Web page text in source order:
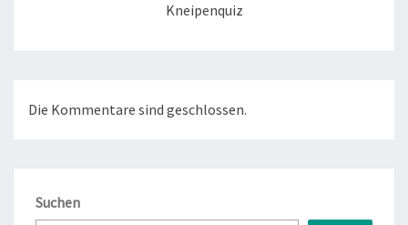
Kneipenquiz
Die Kommentare sind geschlossen.
Suchen